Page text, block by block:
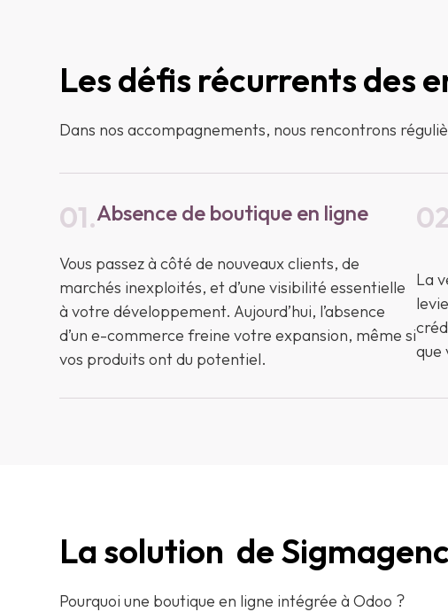
Les défis récurrents des
Dans nos accompagnements, nous rencontrons
01.Absence de boutique en ligne
Vous passez à côté de nouveaux clients, de
marchés inexploités, et d’une visibilité essentielle
à votre développement. Aujourd’hui, l’absence
d’un e-commerce freine votre expansion, même si
vos produits ont du potentiel.
La
que
La solution de
Pourquoi une boutique en ligne intégrée à Odoo ?